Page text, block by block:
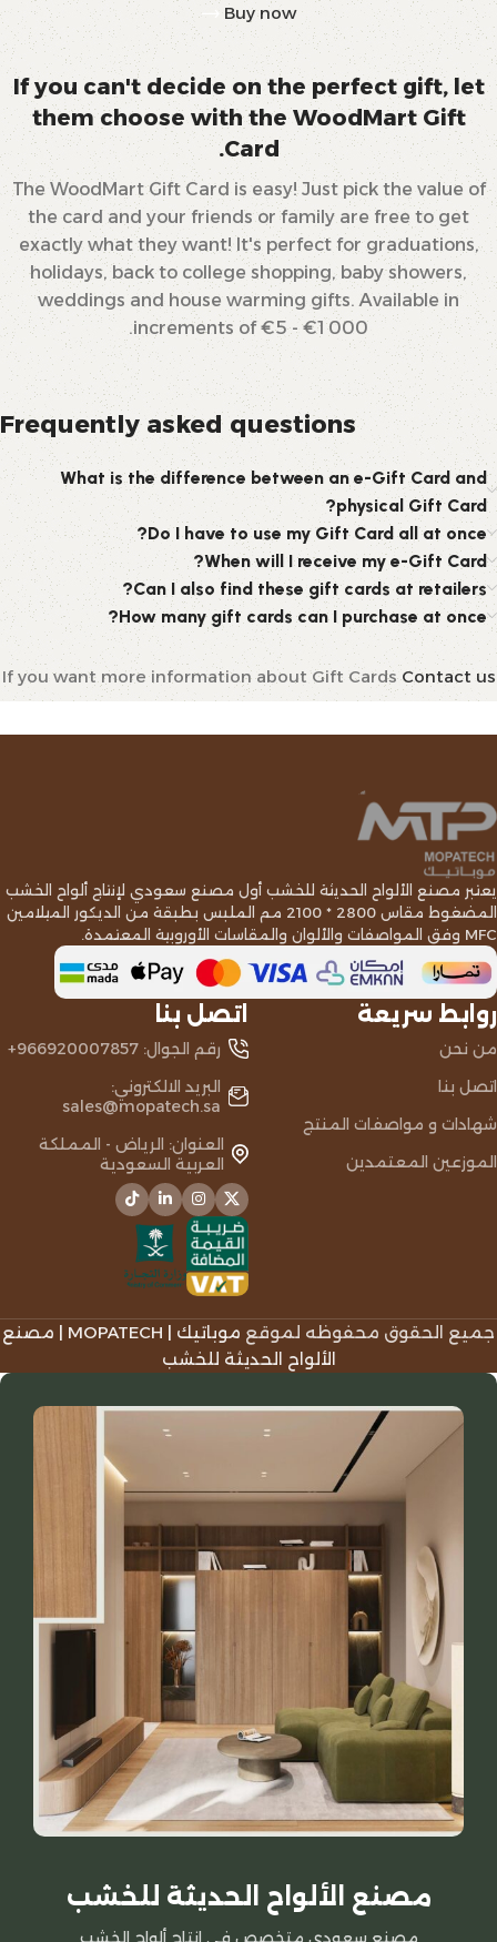
Buy now
If you can't decide on the perfect gift, let
them choose with the WoodMart Gift
Card.
The WoodMart Gift Card is easy! Just pick the value of
the card and your friends or family are free to get
exactly what they want! It's perfect for graduations,
holidays, back to college shopping, baby showers,
weddings and house warming gifts. Available in
increments of €5 - €1 000.
Frequently asked questions
What is the difference between an e-Gift Card and
physical Gift Card?
Do I have to use my Gift Card all at once?
When will I receive my e-Gift Card?
Can I also find these gift cards at retailers?
How many gift cards can I purchase at once?
If you want more information about Gift CardsContact us
يعتبر مصنع الألواح الحديثة للخشب أول مصنع سعودي لإنتاج ألواح الخشب
المضغوط مقاس 2800 * 2100 مم الملبس بطبقة من الديكور الميلامين
MFC وفق المواصفات والألوان والمقاسات الأوروبية المعتمدة.
روابط سريعة
من نحن
اتصل بنا
شهادات و مواصفات المنتج
الموزعين المعتمدين
اتصل بنا
رقم الجوال: 966920007857+
البريد الالكتروني:
sales@mopatech.sa
العنوان: الرياض - المملكة
العربية السعودية
جميع الحقوق محفوظه لموقع
موباتيك | MOPATECH | مصنع
الألواح الحديثة للخشب
مصنع الألواح الحديثة للخشب
مصنع سعودي متخصص في إنتاج ألواح الخشب